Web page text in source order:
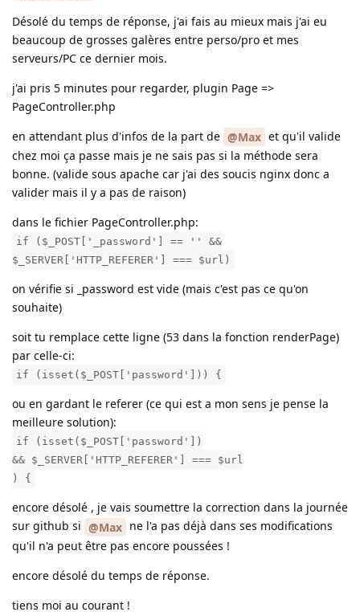
Désolé du temps de réponse, j'ai fais au mieux mais j'ai eu
beaucoup de grosses galères entre perso/pro et mes
serveurs/PC ce dernier mois.
j'ai pris 5 minutes pour regarder, plugin Page =>
PageController.php
en attendant plus d'infos de la part de @Max et qu'il valide
chez moi ça passe mais je ne sais pas si la méthode sera
bonne. (valide sous apache car j'ai des soucis nginx donc a
valider mais il y a pas de raison)
dans le fichier PageController.php:
if ($_POST['_password'] == '' &&
$_SERVER['HTTP_REFERER'] === $url)
on vérifie si _password est vide (mais c'est pas ce qu'on
souhaite)
soit tu remplace cette ligne (53 dans la fonction renderPage)
par celle-ci:
if (isset($_POST['password'])) {
ou en gardant le referer (ce qui est a mon sens je pense la
meilleure solution):
if (isset($_POST['password'])
&& $_SERVER['HTTP_REFERER'] === $url
) {
encore désolé , je vais soumettre la correction dans la journée
sur github si @Max ne l'a pas déjà dans ses modifications
qu'il n'a peut être pas encore poussées !
encore désolé du temps de réponse.
tiens moi au courant !